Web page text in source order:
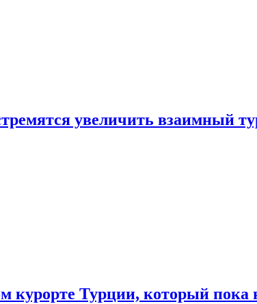
увеличить взаимный
курорте Турции, который пока